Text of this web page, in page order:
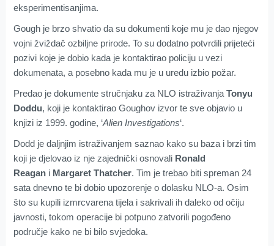
eksperimentisanjima.
Gough je brzo shvatio da su dokumenti koje mu je dao njegov
vojni žviždač ozbiljne prirode. To su dodatno potvrdili prijeteći
pozivi koje je dobio kada je kontaktirao policiju u vezi
dokumenata, a posebno kada mu je u uredu izbio požar.
Predao je dokumente stručnjaku za NLO istraživanja Tonyu
Doddu, koji je kontaktirao Goughov izvor te sve objavio u
knjizi iz 1999. godine, ‘Alien Investigations‘.
Dodd je daljnjim istraživanjem saznao kako su baza i brzi tim
koji je djelovao iz nje zajednički osnovali Ronald
Reagani Margaret Thatcher. Tim je trebao biti spreman 24
sata dnevno te bi dobio upozorenje o dolasku NLO-a. Osim
što su kupili izmrcvarena tijela i sakrivali ih daleko od očiju
javnosti, tokom operacije bi potpuno zatvorili pogođeno
područje kako ne bi bilo svjedoka.